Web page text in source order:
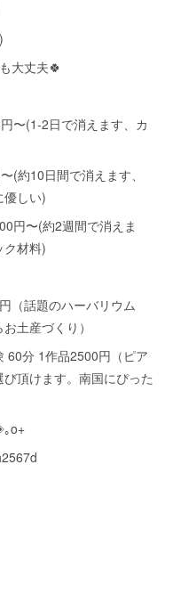
大丈夫🍀
〜(1-2日で消えます、カ
(約10日間で消えます、
優しい)
円〜(約2週間で消えま
ク材料)
（話題のハーバリウム
土産づくり）
60分 1作品2500円（ピア
頂けます。南国にぴった
o+